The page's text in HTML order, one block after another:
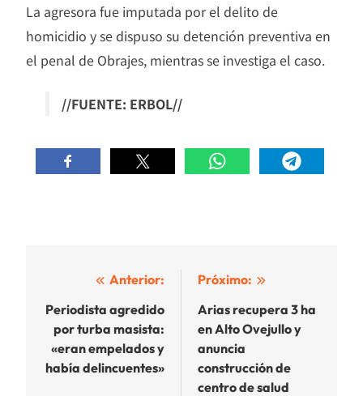
La agresora fue imputada por el delito de
homicidio y se dispuso su detención preventiva en
el penal de Obrajes, mientras se investiga el caso.
//FUENTE: ERBOL//
Navegación
de
entradas
Anterior:
Periodista agredido
por turba masista:
«eran empelados y
había delincuentes»
Próximo:
Arias recupera 3 ha
en Alto Ovejullo y
anuncia
construcción de
centro de salud